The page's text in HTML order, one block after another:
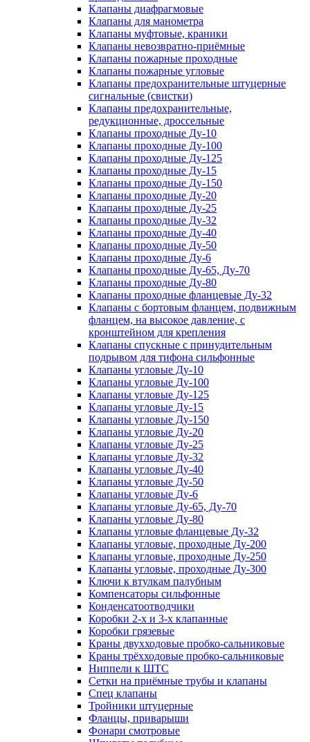
Клапаны диафрагмовые
Клапаны для манометра
Клапаны муфтовые, краники
Клапаны невозвратно-приёмные
Клапаны пожарные проходные
Клапаны пожарные угловые
Клапаны предохранительные штуцерные
сигнальные (свистки)
Клапаны предохранительные,
редукционные, дроссельные
Клапаны проходные Ду-10
Клапаны проходные Ду-100
Клапаны проходные Ду-125
Клапаны проходные Ду-15
Клапаны проходные Ду-150
Клапаны проходные Ду-20
Клапаны проходные Ду-25
Клапаны проходные Ду-32
Клапаны проходные Ду-40
Клапаны проходные Ду-50
Клапаны проходные Ду-6
Клапаны проходные Ду-65, Ду-70
Клапаны проходные Ду-80
Клапаны проходные фланцевые Ду-32
Клапаны с бортовым фланцем, подвижным
фланцем, на высокое давление, с
кронштейном для крепления
Клапаны спускные с принудительным
подрывом для тифона сильфонные
Клапаны угловые Ду-10
Клапаны угловые Ду-100
Клапаны угловые Ду-125
Клапаны угловые Ду-15
Клапаны угловые Ду-150
Клапаны угловые Ду-20
Клапаны угловые Ду-25
Клапаны угловые Ду-32
Клапаны угловые Ду-40
Клапаны угловые Ду-50
Клапаны угловые Ду-6
Клапаны угловые Ду-65, Ду-70
Клапаны угловые Ду-80
Клапаны угловые фланцевые Ду-32
Клапаны угловые, проходные Ду-200
Клапаны угловые, проходные Ду-250
Клапаны угловые, проходные Ду-300
Ключи к втулкам палубным
Компенсаторы сильфонные
Конденсатоотводчики
Коробки 2-х и 3-х клапанные
Коробки грязевые
Краны двухходовые пробко-сальниковые
Краны трёхходовые пробко-сальниковые
Ниппели к ШТС
Сетки на приёмные трубы и клапаны
Спец клапаны
Тройники штуцерные
Фланцы, приварыши
Фонари смотровые